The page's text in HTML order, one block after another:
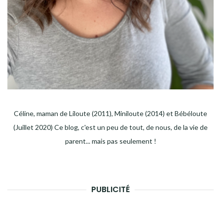
Céline, maman de Liloute (2011), Miniloute (2014) et Bébéloute
(Juillet 2020) Ce blog, c'est un peu de tout, de nous, de la vie de
parent... mais pas seulement !
PUBLICITÉ